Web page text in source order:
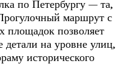
по Петербургу — та,
маршрут с
площадок позволяет
детали на уровне улиц,
исторического